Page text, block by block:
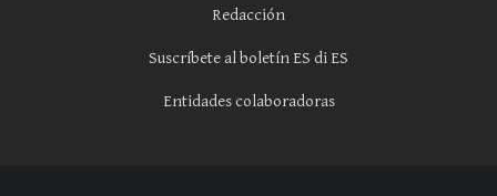
Redacción
Suscríbete al boletín ES di ES
Entidades colaboradoras